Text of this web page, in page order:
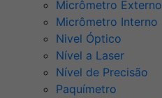
Micrômetro Externo
Micrômetro Interno
Nivel Óptico
Nível a Laser
Nível de Precisão
Paquímetro